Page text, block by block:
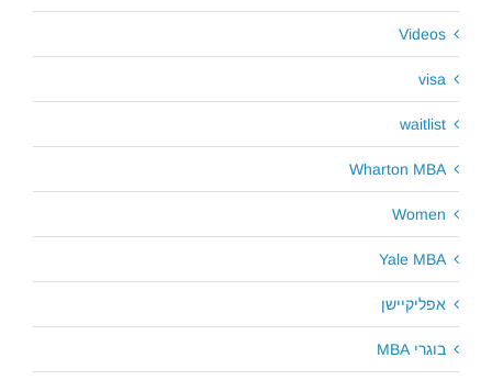
Videos
visa
waitlist
Wharton MBA
Women
Yale MBA
אפליקיישן
בוגרי MBA